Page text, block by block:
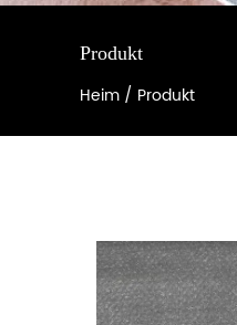
Produkt
Heim / Produkt